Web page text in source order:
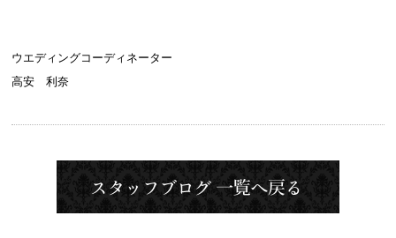
ウエディングコーディネーター
高安 利奈